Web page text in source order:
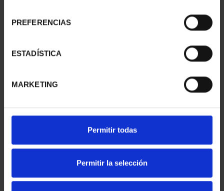
PREFERENCIAS
ESTADÍSTICA
MARKETING
Permitir todas
Permitir la selección
SUSCRIPCIÓN CIUDADES
PATRIMONIO DE LA
HU...
registrados